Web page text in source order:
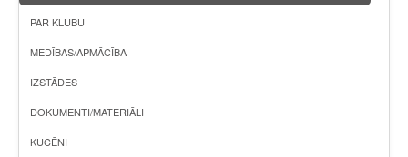
PAR KLUBU
MEDĪBAS/APMĀCĪBA
IZSTĀDES
DOKUMENTI/MATERIĀLI
KUCĒNI